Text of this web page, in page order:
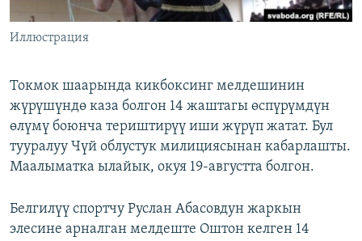
ЭЕ/АРнун бардык сайттары
Иллюстрация
Токмок шаарында кикбоксинг мелдешинин
жүрүшүндө каза болгон 14 жаштагы өспүрүмдүн
өлүмү боюнча териштирүү иши жүрүп жатат. Бул
тууралуу Чүй облустук милициясынан кабарлашты.
Маалыматка ылайык, окуя 19-августта болгон.
Белгилүү спортчу Руслан Абасовдун жаркын
элесине арналган мелдеште Оштон келген 14